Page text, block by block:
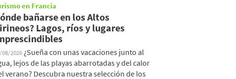
en Francia
bañarse en los Altos
Lagos, ríos y lugares
08/2026 ¿Sueña con unas vacaciones junto al
lejos de las playas abarrotadas y del calor
verano? Descubra nuestra selección de los